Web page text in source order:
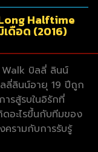
Halftime
ดือด (2016)
บิลลี่ ลินน์
ลี่ลินน์อายุ 19 ปีถูก
รสู้รบในอิรักที่
ดอะไรขึ้นกับทีมของ
ครามกับการรับรู้